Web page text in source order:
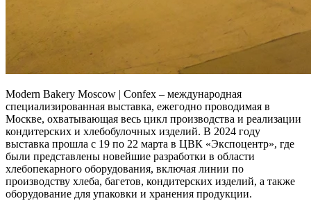
Modern Bakery Moscow | Confex – международная
специализированная выставка, ежегодно проводимая в
Москве, охватывающая весь цикл производства и реализации
кондитерских и хлебобулочных изделий. В 2024 году
выставка прошла с 19 по 22 марта в ЦВК «Экспоцентр», где
были представлены новейшие разработки в области
хлебопекарного оборудования, включая линии по
производству хлеба, багетов, кондитерских изделий, а также
оборудование для упаковки и хранения продукции.